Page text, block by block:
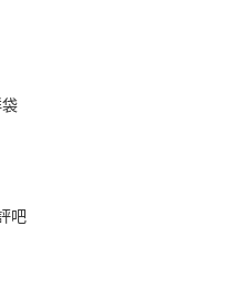
吧